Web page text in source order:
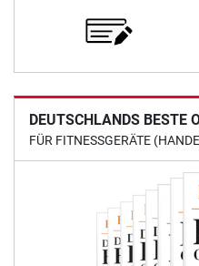
DEUTSCHLANDS BESTE
FÜR FITNESSGERÄTE